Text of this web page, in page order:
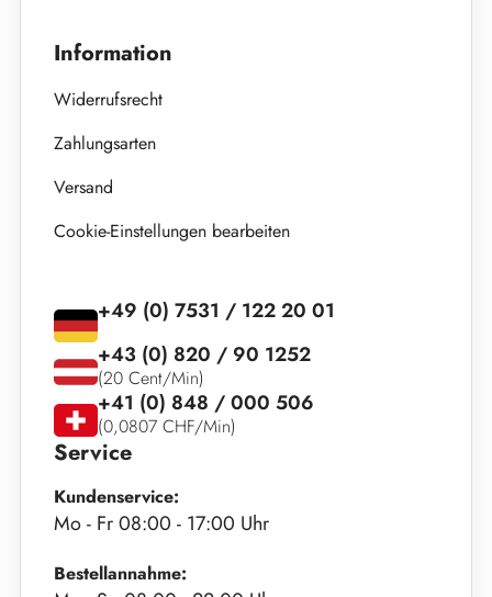
Information
Widerrufsrecht
Zahlungsarten
Versand
Cookie-Einstellungen bearbeiten
Service
Kundenservice:
Mo - Fr 08:00 - 17:00 Uhr
Bestellannahme:
+49 (0) 7531 / 122 20 01
+43 (0) 820 / 90 1252
(20 Cent/Min)
+41 (0) 848 / 000 506
(0,0807 CHF/Min)